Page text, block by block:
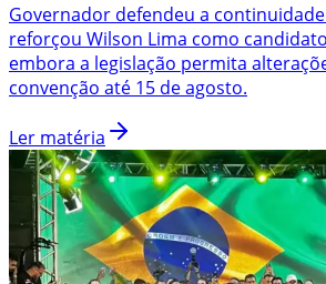
Governador defendeu a
reforçou Wilson Lima como
embora a legislação permita
convenção até 15 de agosto.
Ler matéria